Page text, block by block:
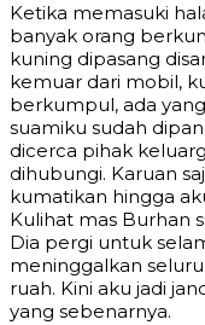
Ketika memasuki
banyak orang
kuning dipasang
kemuar dari mobil,
berkumpul, ada
suamiku sudah
dicerca pihak
dihubungi. Karuan
kumatikan hingga
Kulihat mas Burhan
Dia pergi untuk
meninggalkan
ruah. Kini aku jadi
yang sebenarnya.